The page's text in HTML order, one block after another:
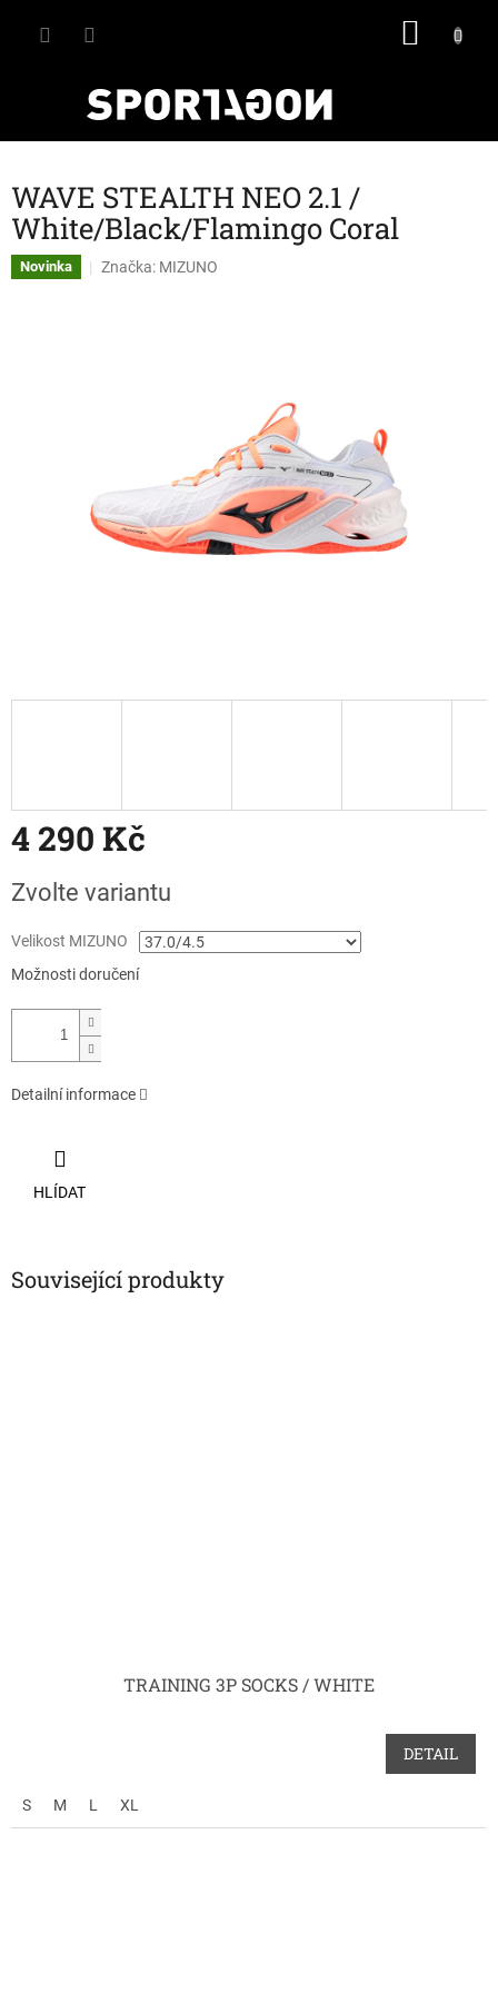
WAVE STEALTH NEO 2.1 /
White/Black/Flamingo Coral
Novinka Značka: MIZUNO
4 290 Kč
cena:
Zvolte variantu
Velikost MIZUNO
Možnosti doručení
Detailní informace
HLÍDAT
Související produkty
TRAINING 3P SOCKS / WHITE
DETAIL
S M L XL